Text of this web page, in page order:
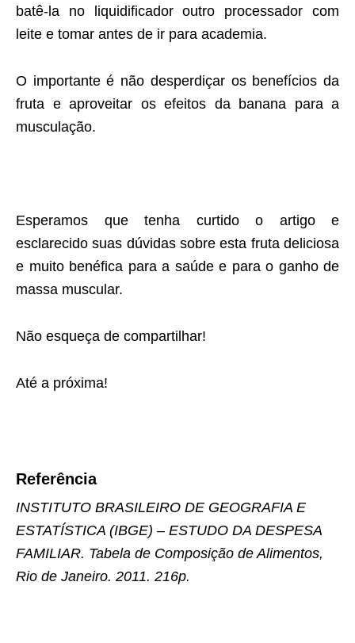
batê-la no liquidificador outro processador com
leite e tomar antes de ir para academia.
O importante é não desperdiçar os benefícios da
fruta e aproveitar os efeitos da banana para a
musculação.
Esperamos que tenha curtido o artigo e
esclarecido suas dúvidas sobre esta fruta deliciosa
e muito benéfica para a saúde e para o ganho de
massa muscular.
Não esqueça de compartilhar!
Até a próxima!
Referência
INSTITUTO BRASILEIRO DE GEOGRAFIA E
ESTATÍSTICA (IBGE) – ESTUDO DA DESPESA
FAMILIAR. Tabela de Composição de Alimentos,
Rio de Janeiro. 2011. 216p.